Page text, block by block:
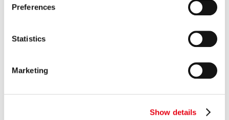
Preferences
Statistics
Marketing
Show details
プレミアグループ、育児短時間勤務を「小学校卒業まで（最
【掲載情報】日本経済新聞 電子版「Leader’s Voice」にて当
女子プロゴルファー福田萌維選手、ステップ・アップ・ツア